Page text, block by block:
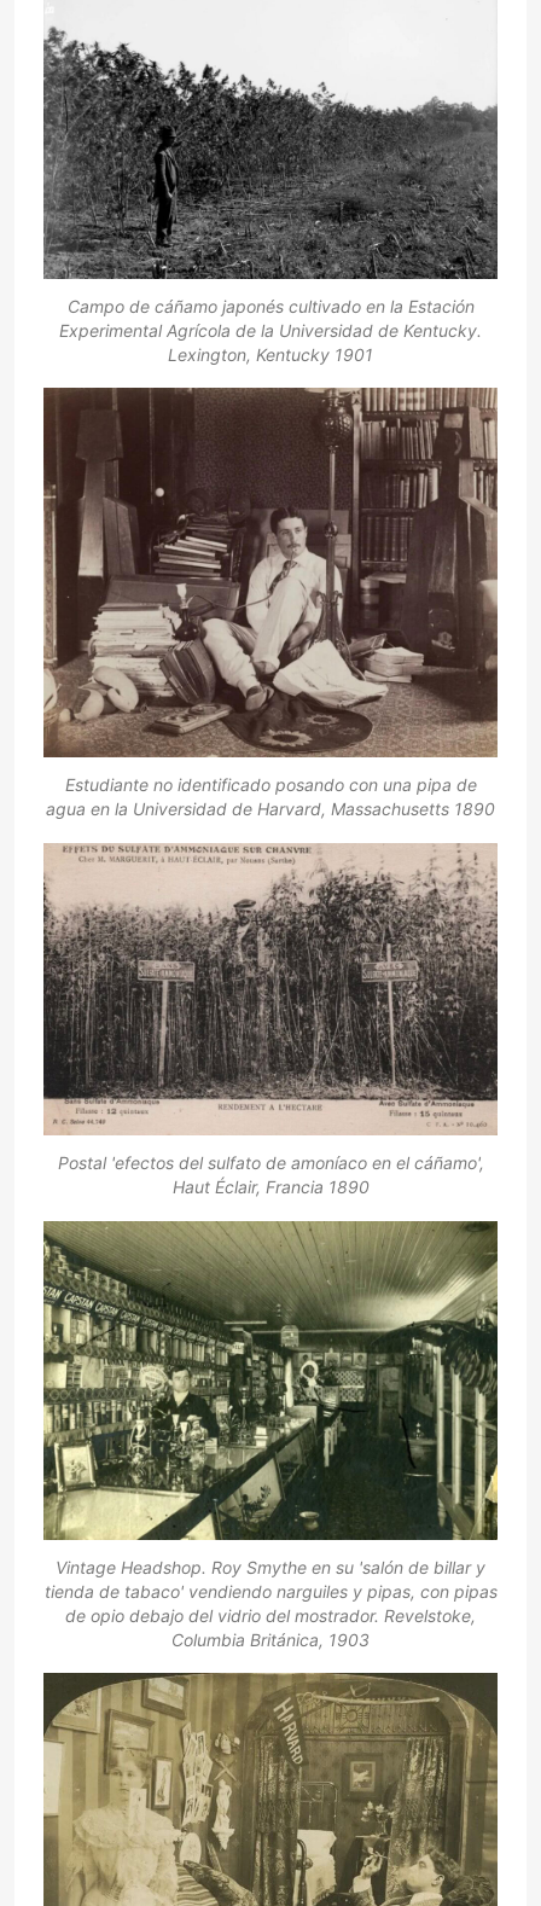
Campo de cáñamo japonés cultivado en la Estación
Experimental Agrícola de la Universidad de Kentucky.
Lexington, Kentucky 1901
Estudiante no identificado posando con una pipa de
agua en la Universidad de Harvard, Massachusetts 1890
Postal 'efectos del sulfato de amoníaco en el cáñamo',
Haut Éclair, Francia 1890
Vintage Headshop. Roy Smythe en su 'salón de billar y
tienda de tabaco' vendiendo narguiles y pipas, con pipas
de opio debajo del vidrio del mostrador. Revelstoke,
Columbia Británica, 1903